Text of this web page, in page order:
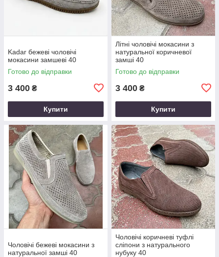
Kadar бежеві чоловічі
мокасини замшеві 40
Готово до відправки
3 400 ₴
Купити
Літні чоловічі мокасини з
натуральної коричневої
замші 40
Готово до відправки
3 400 ₴
Купити
Чоловічі бежеві мокасини з
натуральної замші 40
Чоловічі коричневі туфлі
сліпони з натурального
нубуку 40